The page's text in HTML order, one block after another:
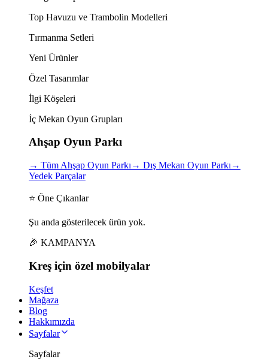
Top Havuzu ve Trambolin Modelleri
Tırmanma Setleri
Yeni Ürünler
Özel Tasarımlar
İlgi Köşeleri
İç Mekan Oyun Grupları
Ahşap Oyun Parkı
→ Tüm Ahşap Oyun Parkı → Dış Mekan Oyun Parkı →
Yedek Parçalar
⭐ Öne Çıkanlar
Şu anda gösterilecek ürün yok.
🎉 KAMPANYA
Kreş için özel mobilyalar
Keşfet
Mağaza
Blog
Hakkımızda
Sayfalar
Sayfalar